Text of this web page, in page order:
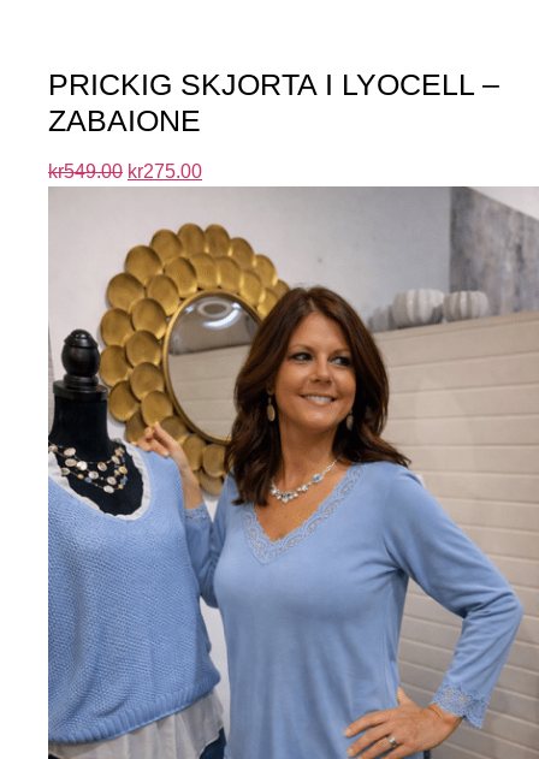
PRICKIG SKJORTA I LYOCELL –
ZABAIONE
kr549.00 kr275.00